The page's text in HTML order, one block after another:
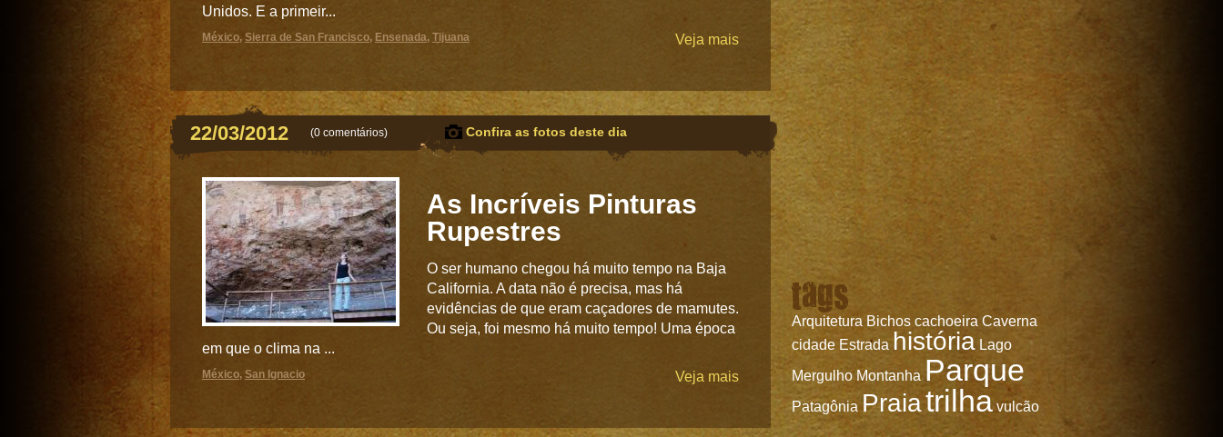
tags
Arquitetura Bichos cachoeira Caverna
cidade Estrada história Lago
Mergulho Montanha Parque
Patagônia Praiatrilha vulcão
Unidos. E a primeir...
Veja mais
México, Sierra de San Francisco, Ensenada, Tijuana
22/03/2012 (0 comentários) Confira as fotos deste dia
As Incríveis Pinturas
Rupestres
O ser humano chegou há muito tempo na Baja
California. A data não é precisa, mas há
evidências de que eram caçadores de mamutes.
Ou seja, foi mesmo há muito tempo! Uma época
em que o clima na ...
Veja mais
México, San Ignacio